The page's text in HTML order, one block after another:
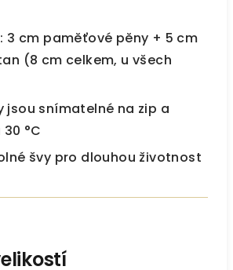
3 cm paměťové pěny + 5 cm
(8 cm celkem, u všech
jsou snímatelné na zip a
°C
švy pro dlouhou životnost